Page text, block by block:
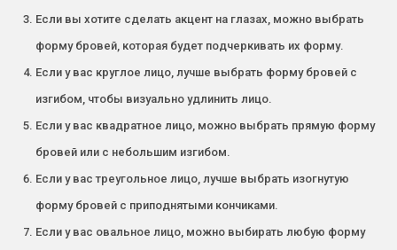
Если вы хотите сделать акцент на глазах, можно выбрать
форму бровей, которая будет подчеркивать их форму.
Если у вас круглое лицо, лучше выбрать форму бровей с
изгибом, чтобы визуально удлинить лицо.
Если у вас квадратное лицо, можно выбрать прямую форму
бровей или с небольшим изгибом.
Если у вас треугольное лицо, лучше выбрать изогнутую
форму бровей с приподнятыми кончиками.
Если у вас овальное лицо, можно выбирать любую форму